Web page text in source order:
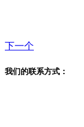
下一个
我们的联系方式：